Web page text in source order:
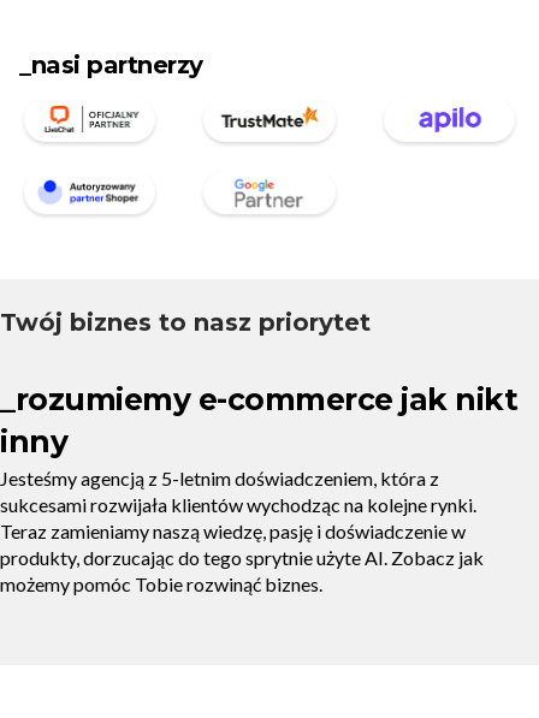
_nasi partnerzy
Twój biznes to nasz priorytet
_rozumiemy e-commerce jak nikt
inny
Jesteśmy agencją z 5-letnim doświadczeniem, która z
sukcesami rozwijała klientów wychodząc na kolejne rynki.
Teraz zamieniamy naszą wiedzę, pasję i doświadczenie w
produkty, dorzucając do tego sprytnie użyte AI. Zobacz jak
możemy pomóc Tobie rozwinąć biznes.